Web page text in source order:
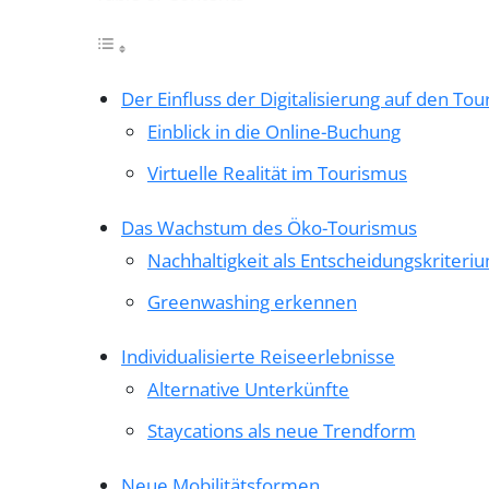
Der Einfluss der Digitalisierung auf den
Einblick in die Online-Buchung
Virtuelle Realität im Tourismus
Das Wachstum des Öko-Tourismus
Nachhaltigkeit als
Greenwashing erkennen
Individualisierte Reiseerlebnisse
Alternative Unterkünfte
Staycations als neue Trendform